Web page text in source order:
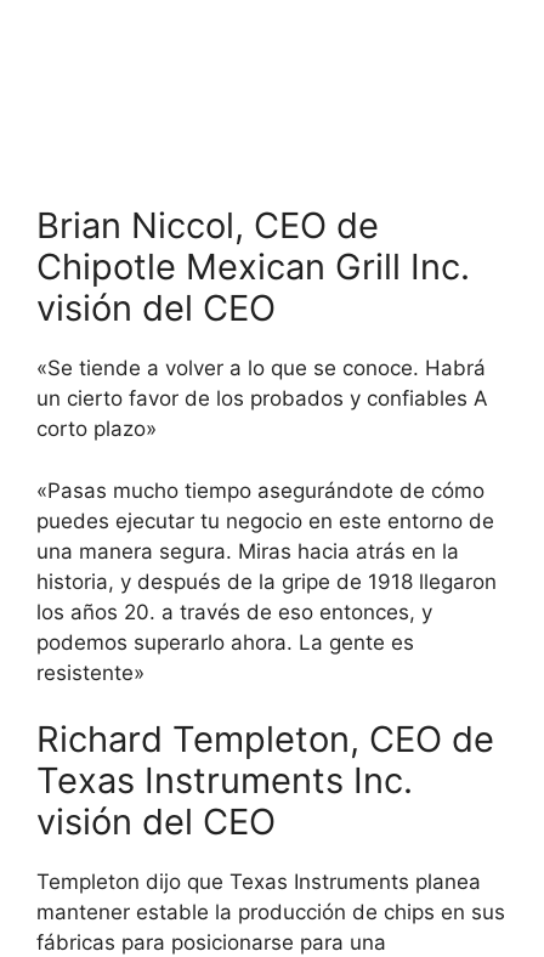
Brian Niccol, CEO de
Chipotle Mexican Grill Inc.
visión del CEO
«Se tiende a volver a lo que se conoce. Habrá
un cierto favor de los probados y confiables A
corto plazo»
«Pasas mucho tiempo asegurándote de cómo
puedes ejecutar tu negocio en este entorno de
una manera segura. Miras hacia atrás en la
historia, y después de la gripe de 1918 llegaron
los años 20. a través de eso entonces, y
podemos superarlo ahora. La gente es
resistente»
Richard Templeton, CEO de
Texas Instruments Inc.
visión del CEO
Templeton dijo que Texas Instruments planea
mantener estable la producción de chips en sus
fábricas para posicionarse para una